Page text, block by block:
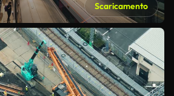
Scaricamento